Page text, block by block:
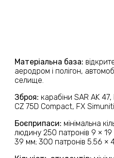
Матеріальна база:
аеродром і полігон,
селище.
Зброя: карабіни SAR AK
CZ 75D Compact, FX
Боєприпаси: мінімальна
людину 250 патронів 9 ×
39 мм; 300 патронів 5.56 ×